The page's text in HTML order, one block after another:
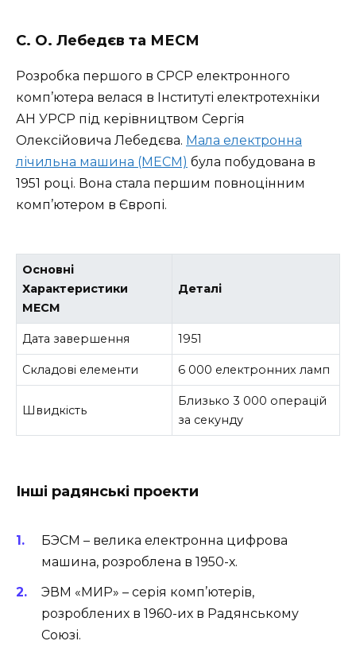
С. О. Лебедєв та МЕСМ
Розробка першого в СРСР електронного
комп’ютера велася в Інституті електротехніки
АН УРСР під керівництвом Сергія
Олексійовича Лебедєва. Мала електронна
лічильна машина (МЕСМ) була побудована в
1951 році. Вона стала першим повноцінним
комп’ютером в Європі.
Основні
Характеристики
МЕСМ
Деталі
Дата завершення 1951
Складові елементи 6 000 електронних ламп
Швидкість
Близько 3 000 операцій
за секунду
Інші радянські проекти
БЭСМ – велика електронна цифрова
машина, розроблена в 1950-х.
ЭВМ «МИР» – серія комп’ютерів,
розроблених в 1960-их в Радянському
Союзі.